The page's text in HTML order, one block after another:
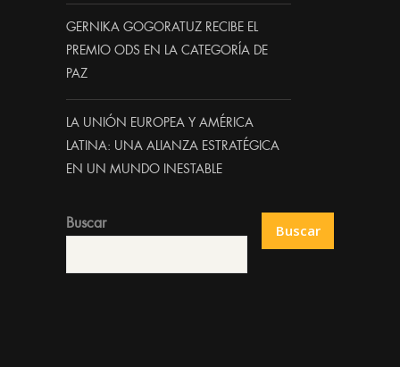
GERNIKA GOGORATUZ RECIBE EL
PREMIO ODS EN LA CATEGORÍA DE
PAZ
LA UNIÓN EUROPEA Y AMÉRICA
LATINA: UNA ALIANZA ESTRATÉGICA
EN UN MUNDO INESTABLE
Buscar Buscar